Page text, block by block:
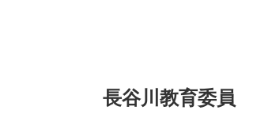
長谷川教育委員